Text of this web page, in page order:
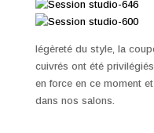
légèreté du style, la
cuivrés ont été
en force en ce moment
dans nos salons.